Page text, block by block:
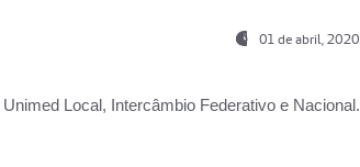
01 de abril, 2020
Unimed Local, Intercâmbio Federativo e Nacional.